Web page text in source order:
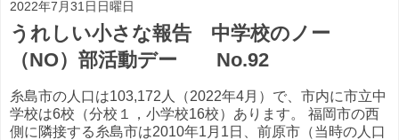
2022年7月31日日曜日
うれしい小さな報告 中学校のノー
（NO）部活動デー No.92
糸島市の人口は103,172人（2022年4月）で、市内に市立中
学校は6校（分校１，小学校16校）あります。 福岡市の西
側に隣接する糸島市は2010年1月1日、前原市（当時の人口